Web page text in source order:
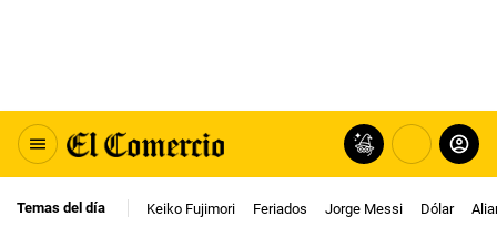
Temas del día Keiko Fujimori Feriados Jorge Messi Dólar